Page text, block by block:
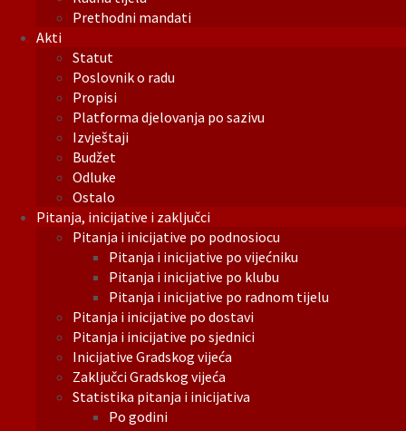
Prethodni mandati
Akti
Statut
Poslovnik o radu
Propisi
Platforma djelovanja po sazivu
Izvještaji
Budžet
Odluke
Ostalo
Pitanja, inicijative i zaključci
Pitanja i inicijative po podnosiocu
Pitanja i inicijative po vijećniku
Pitanja i inicijative po klubu
Pitanja i inicijative po radnom tijelu
Pitanja i inicijative po dostavi
Pitanja i inicijative po sjednici
Inicijative Gradskog vijeća
Zaključci Gradskog vijeća
Statistika pitanja i inicijativa
Po godini